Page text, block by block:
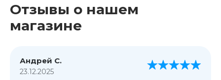
Отзывы о нашем
магазине
Андрей С.
23.12.2025